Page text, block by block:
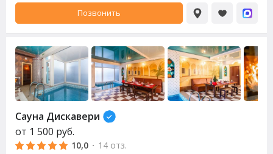
Позвонить
Сауна Дискавери
от 1 500 руб.
10,0 · 14 отз.